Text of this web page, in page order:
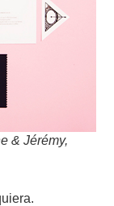
& Jérémy,